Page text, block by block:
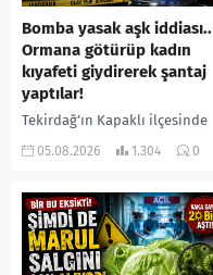
Bomba yasak aşk iddiası..
Ormana götürüp kadın
kıyafeti giydirerek şantaj
yaptılar!
Tekirdağ’ın Kapaklı ilçesinde
bir kişiyi, arkadaşının eşiyle
kadın kıyafetleri giydirdiği,
özür videosu çektirip...
05.08.2026 1.304 0